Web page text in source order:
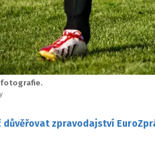
důvěřovat zpravodajství